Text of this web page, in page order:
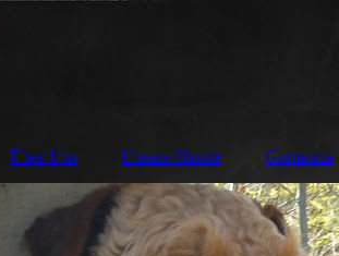
Über Uns Unsere Hunde Germania